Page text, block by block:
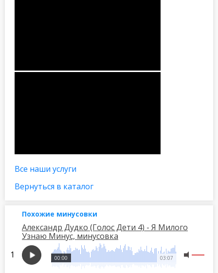
Все наши услуги
Вернуться в каталог
Похожие минусовки
Александр Дудко (Голос Дети 4) - Я Милого
Узнаю Минус, минусовка
03:07
00:00